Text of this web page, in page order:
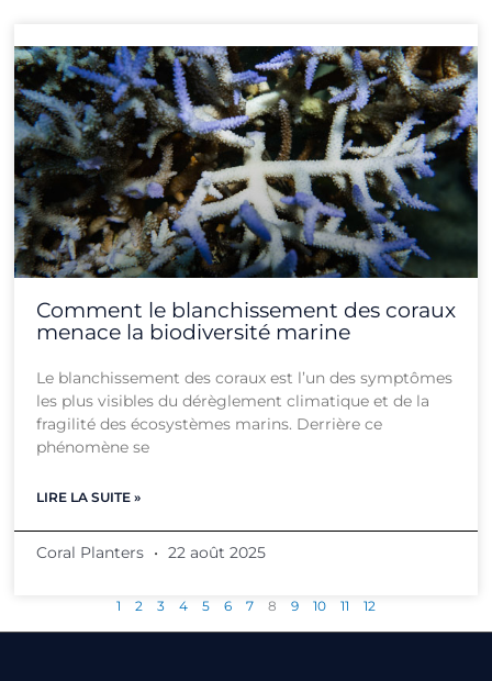
Comment le blanchissement des coraux
menace la biodiversité marine
Le blanchissement des coraux est l’un des symptômes
les plus visibles du dérèglement climatique et de la
fragilité des écosystèmes marins. Derrière ce
phénomène se
LIRE LA SUITE »
Coral Planters 22 août 2025
1 2 3 4 5 6 7 8 9 10 11 12